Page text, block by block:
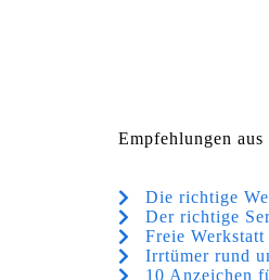
Empfehlungen aus
Die richtige
Der richtige
Freie
Irrtümer rund
10 Anzeichen